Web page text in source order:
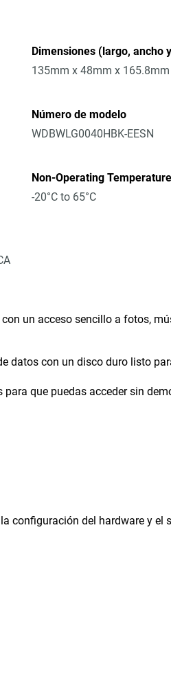
Dimensiones (largo, ancho
135mm x 48mm x 165.8mm
Número de modelo
WDBWLG0040HBK-EESN
Non-Operating Temperature
-20°C to 65°C
un acceso sencillo a fotos,
datos con un disco duro listo
que puedas acceder sin
configuración del hardware y el